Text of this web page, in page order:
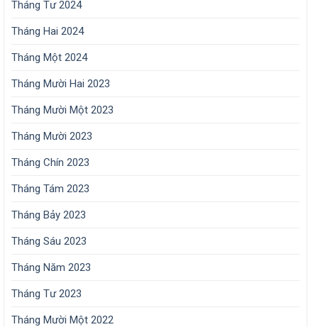
Tháng Tư 2024
Tháng Hai 2024
Tháng Một 2024
Tháng Mười Hai 2023
Tháng Mười Một 2023
Tháng Mười 2023
Tháng Chín 2023
Tháng Tám 2023
Tháng Bảy 2023
Tháng Sáu 2023
Tháng Năm 2023
Tháng Tư 2023
Tháng Mười Một 2022